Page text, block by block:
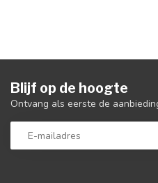
Blijf op de hoogte
Ontvang als eerste de